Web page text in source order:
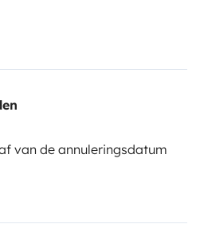
van de annuleringsdatum